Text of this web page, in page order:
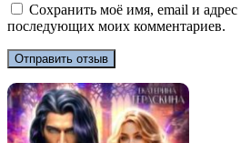
Сохранить моё имя, email и адрес
последующих моих комментариев.